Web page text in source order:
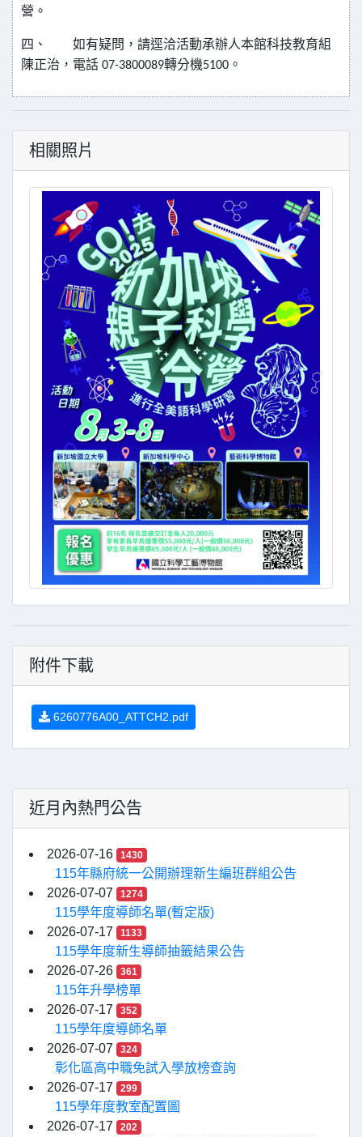
營。
四、
如有疑問，請逕洽活動承辦人本館科技教育組
陳正治，電話 07-3800089轉分機5100 。
相關照片
附件下載
6260776A00_ATTCH2.pdf
近月內熱門公告
2026-07-16 1430
115年縣府統一公開辦理新生編班群組公告
2026-07-07
1274
115學年度導師名單(暫定版)
2026-07-17
1133
115學年度新生導師抽籤結果公告
2026-07-26
361
115年升學榜單
2026-07-17
352
115學年度導師名單
2026-07-07
324
彰化區高中職免試入學放榜查詢
2026-07-17
299
115學年度教室配置圖
2026-07-17
202